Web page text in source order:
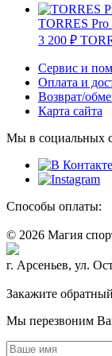
TORRES
3 200 ₽
Сервис и
Оплата и
Возврат/
Карта сайта
Мы в социальных
Способы оплаты:
© 2026 Магия
г. Арсеньев, ул.
Закажите
Мы перезвоним